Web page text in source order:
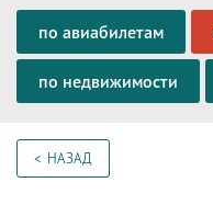
по авиабилетам
по недвижимости
НАЗАД